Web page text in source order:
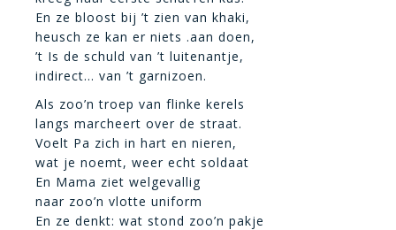
En ze bloost bij ’t zien van khaki,
heusch ze kan er niets .aan doen,
’t Is de schuld van ’t luitenantje,
indirect… van ’t garnizoen.
Als zoo’n troep van flinke kerels
langs marcheert over de straat.
Voelt Pa zich in hart en nieren,
wat je noemt, weer echt soldaat
En Mama ziet welgevallig
naar zoo’n vlotte uniform
En ze denkt: wat stond zoo’n pakje